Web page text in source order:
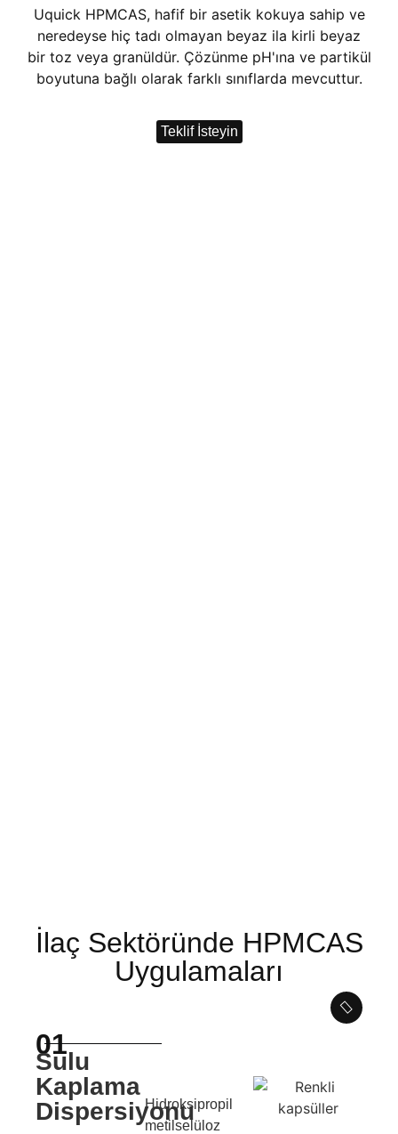
Uquick HPMCAS, hafif bir asetik kokuya sahip ve
neredeyse hiç tadı olmayan beyaz ila kirli beyaz
bir toz veya granüldür. Çözünme pH'ına ve partikül
boyutuna bağlı olarak farklı sınıflarda mevcuttur.
Teklif İsteyin
İlaç Sektöründe HPMCAS
Uygulamaları
01
Sulu
Kaplama
Dispersiyonu
Hidroksipropil
metilselüloz